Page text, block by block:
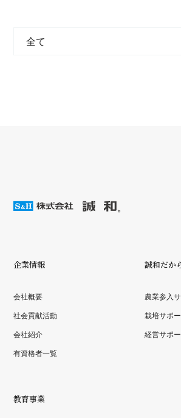
企業情報
会社概要
社会貢献活動
会社紹介
有資格者一覧
誠和だか
農業参入
栽培サポー
経営サポー
教育事業